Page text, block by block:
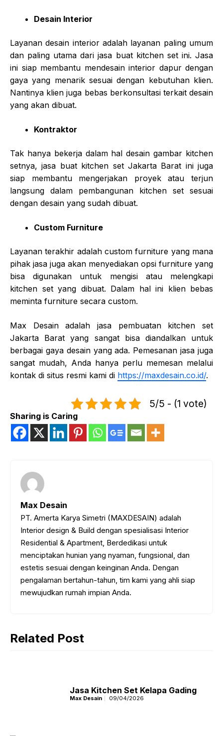
Desain Interior
Layanan desain interior adalah layanan paling umum
dan paling utama dari jasa buat kitchen set ini. Jasa
ini siap membantu mendesain interior dapur dengan
gaya yang menarik sesuai dengan kebutuhan klien.
Nantinya klien juga bebas berkonsultasi terkait desain
yang akan dibuat.
Kontraktor
Tak hanya bekerja dalam hal desain gambar kitchen
setnya,jasa buat kitchen set Jakarta Barat ini juga
siap membantu mengerjakan proyek atau terjun
langsung dalam pembangunan kitchen set sesuai
dengan desain yang sudah dibuat.
Custom Furniture
Layanan terakhir adalah custom furniture yang mana
pihak jasa juga akan menyediakan opsi furniture yang
bisa digunakan untuk mengisi atau melengkapi
kitchen set yang dibuat. Dalam hal ini klien bebas
meminta furniture secara custom.
Max Desain adalah jasa pembuatan kitchen set
Jakarta Barat yang sangat bisa diandalkan untuk
berbagai gaya desain yang ada. Pemesanan jasa juga
sangat mudah, Anda hanya perlu memesan melalui
kontak di situs resmi kami di https://maxdesain.co.id/.
5/5 - (1 vote)
Sharing is Caring
Max Desain
PT. Amerta Karya Simetri (MAXDESAIN) adalah
Interior design & Build dengan spesialisasi Interior
Residential & Apartment, Berdedikasi untuk
menciptakan hunian yang nyaman, fungsional, dan
estetis sesuai dengan keinginan Anda. Dengan
pengalaman bertahun-tahun, tim kami yang ahli siap
mewujudkan rumah impian Anda.
Related Post
Jasa Kitchen Set Kelapa Gading
Max Desain 09/04/2026